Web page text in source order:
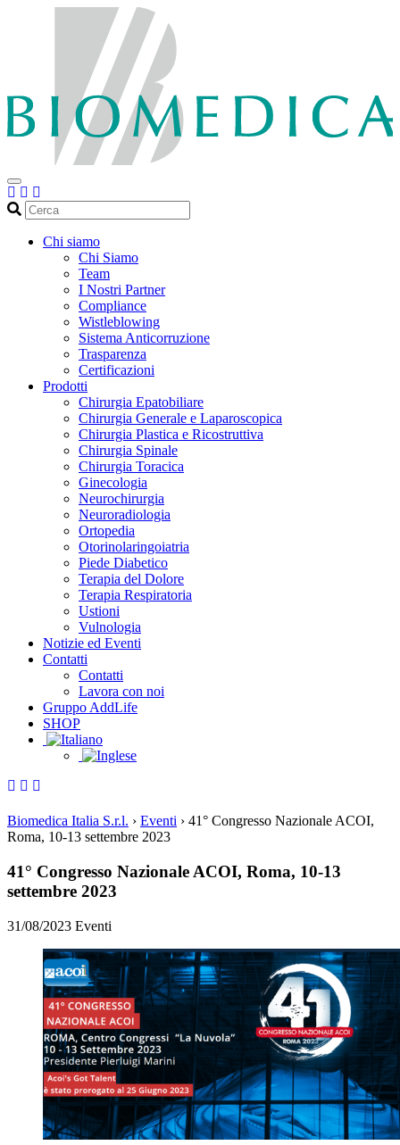
Cerca
Chi siamo
Chi Siamo
Team
I Nostri Partner
Compliance
Wistleblowing
Sistema Anticorruzione
Trasparenza
Certificazioni
Prodotti
Chirurgia Epatobiliare
Chirurgia Generale e Laparoscopica
Chirurgia Plastica e Ricostruttiva
Chirurgia Spinale
Chirurgia Toracica
Ginecologia
Neurochirurgia
Neuroradiologia
Ortopedia
Otorinolaringoiatria
Piede Diabetico
Terapia del Dolore
Terapia Respiratoria
Ustioni
Vulnologia
Notizie ed Eventi
Contatti
Contatti
Lavora con noi
Gruppo AddLife
SHOP
Biomedica Italia S.r.l. › Eventi › 41° Congresso Nazionale ACOI,
Roma, 10-13 settembre 2023
41° Congresso Nazionale ACOI, Roma, 10-13
settembre 2023
31/08/2023 Eventi